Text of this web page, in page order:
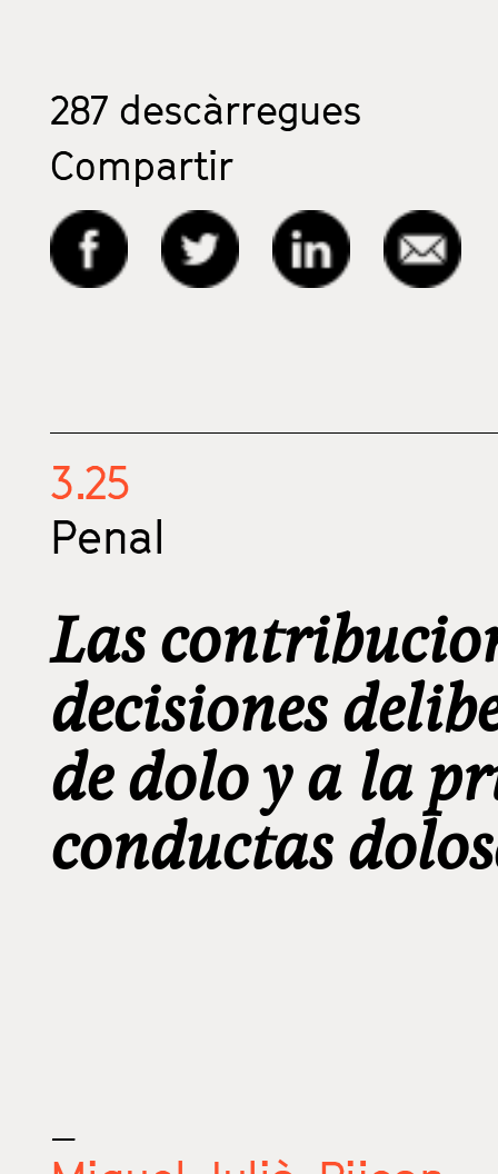
287 descàrregues
Compartir
3.25
Penal
Las
decisiones
de dolo y a la
conductas
_